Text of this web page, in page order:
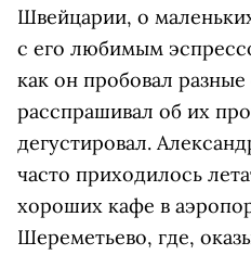
Швейцарии, о
с его любимым
как он пробовал
расспрашивал об их
дегустировал.
часто приходилось
хороших кафе в
Шереметьево, где,